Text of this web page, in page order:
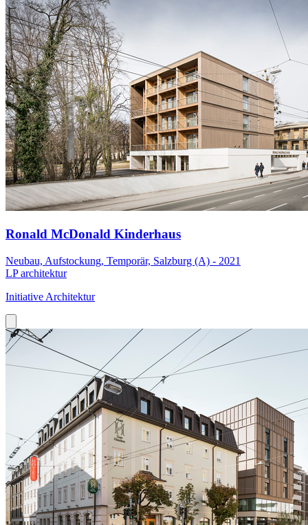
Ronald McDonald Kinderhaus
Neubau, Aufstockung, Temporär, Salzburg (A) - 2021
LP architektur
Initiative Architektur